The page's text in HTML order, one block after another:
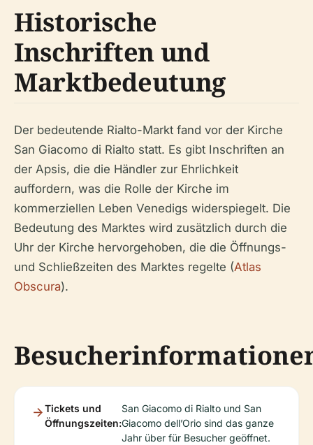
Historische
Inschriften und
Marktbedeutung
Der bedeutende Rialto-Markt fand vor der Kirche
San Giacomo di Rialto statt. Es gibt Inschriften an
der Apsis, die die Händler zur Ehrlichkeit
auffordern, was die Rolle der Kirche im
kommerziellen Leben Venedigs widerspiegelt. Die
Bedeutung des Marktes wird zusätzlich durch die
Uhr der Kirche hervorgehoben, die die Öffnungs-
und Schließzeiten des Marktes regelte (Atlas
Obscura).
Tickets und
Öffnungszeiten:
San Giacomo di Rialto und San
Giacomo dell’Orio sind das ganze
Jahr über für Besucher geöffnet.